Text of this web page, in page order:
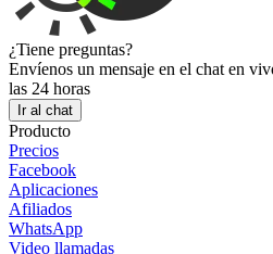
¿Tiene preguntas?
Envíenos un mensaje en el chat en
las 24 horas
Ir al chat
Producto
Precios
Facebook
Aplicaciones
Afiliados
WhatsApp
Video llamadas